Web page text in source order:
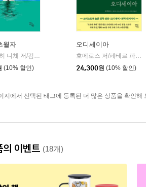
월자
프리드리히 니체 저/김철 편역
(10% 할인)
오디세이아
호메로스 저/페테르 파울 루벤스 그림/박문재 역
24,300원 (10% 할인)
지에서 선택된 태그에 등록된 더 많은 상품을 확인해
의 이벤트 (18개)